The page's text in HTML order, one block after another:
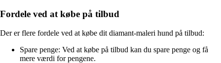
Fordele ved at købe på tilbud
Der er flere fordele ved at købe dit diamant-maleri hund på tilbud:
Spare penge: Ved at købe på tilbud kan du spare penge og få
mere værdi for pengene.